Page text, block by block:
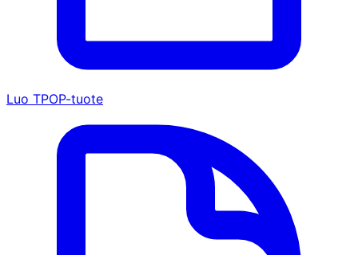
Luo TPOP-tuote